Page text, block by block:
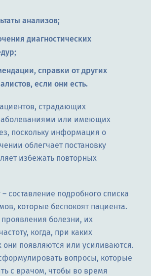
анализов;
диагностических
справки от других
если они есть.
страдающих
или имеющих
поскольку информация о
облегчает постановку
избежать повторных
составление подробного списка
которые беспокоят пациента.
болезни, их
когда, при каких
они появляются или усиливаются.
вопросы, которые
с врачом, чтобы во время